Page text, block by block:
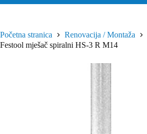
Početna stranica Renovacija / Montaža
Festool mješač spiralni HS-3 R M14